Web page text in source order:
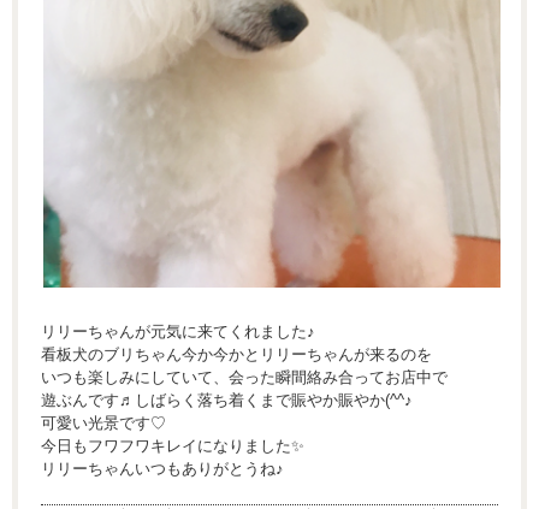
リリーちゃんが元気に来てくれました♪
看板犬のブリちゃん今か今かとリリーちゃんが来るのを
いつも楽しみにしていて、会った瞬間絡み合ってお店中で
遊ぶんです♬しばらく落ち着くまで賑やか賑やか(^^♪
可愛い光景です♡
今日もフワフワキレイになりました✨
リリーちゃんいつもありがとうね♪